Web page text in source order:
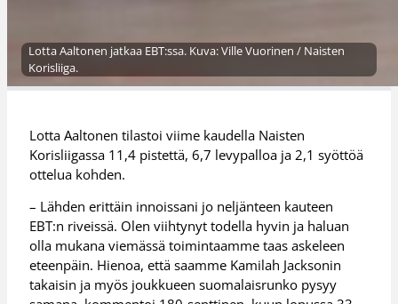
Lotta Aaltonen jatkaa EBT:ssa. Kuva: Ville Vuorinen / Naisten
Korisliiga.
Lotta Aaltonen tilastoi viime kaudella Naisten
Korisliigassa 11,4 pistettä, 6,7 levypalloa ja 2,1 syöttöä
ottelua kohden.
– Lähden erittäin innoissani jo neljänteen kauteen
EBT:n riveissä. Olen viihtynyt todella hyvin ja haluan
olla mukana viemässä toimintaamme taas askeleen
eteenpäin. Hienoa, että saamme Kamilah Jacksonin
takaisin ja myös joukkueen suomalaisrunko pysyy